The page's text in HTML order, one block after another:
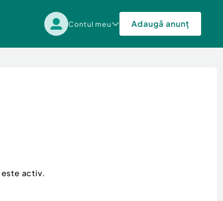
Contul meu Adaugă anunț
activ.